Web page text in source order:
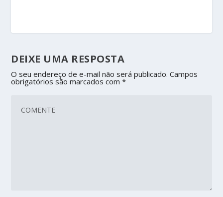
DEIXE UMA RESPOSTA
O seu endereço de e-mail não será publicado. Campos
obrigatórios são marcados com*